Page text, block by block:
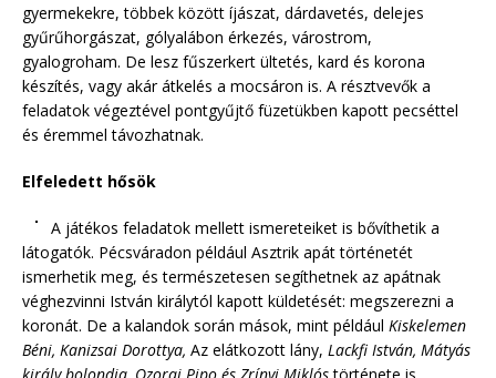
gyermekekre, többek között íjászat, dárdavetés, delejes
gyűrűhorgászat, gólyalábon érkezés, várostrom,
gyalogroham. De lesz fűszerkert ültetés, kard és korona
készítés, vagy akár átkelés a mocsáron is. A résztvevők a
feladatok végeztével pontgyűjtő füzetükben kapott pecséttel
és éremmel távozhatnak.
Elfeledett hősök
A játékos feladatok mellett ismereteiket is bővíthetik a
látogatók. Pécsváradon például Asztrik apát történetét
ismerhetik meg, és természetesen segíthetnek az apátnak
véghezvinni István királytól kapott küldetését: megszerezni a
koronát. De a kalandok során mások, mint például Kiskelemen
Béni, Kanizsai Dorottya, Az elátkozott lány, Lackfi István, Mátyás